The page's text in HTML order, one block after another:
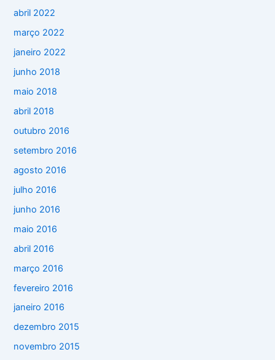
abril 2022
março 2022
janeiro 2022
junho 2018
maio 2018
abril 2018
outubro 2016
setembro 2016
agosto 2016
julho 2016
junho 2016
maio 2016
abril 2016
março 2016
fevereiro 2016
janeiro 2016
dezembro 2015
novembro 2015